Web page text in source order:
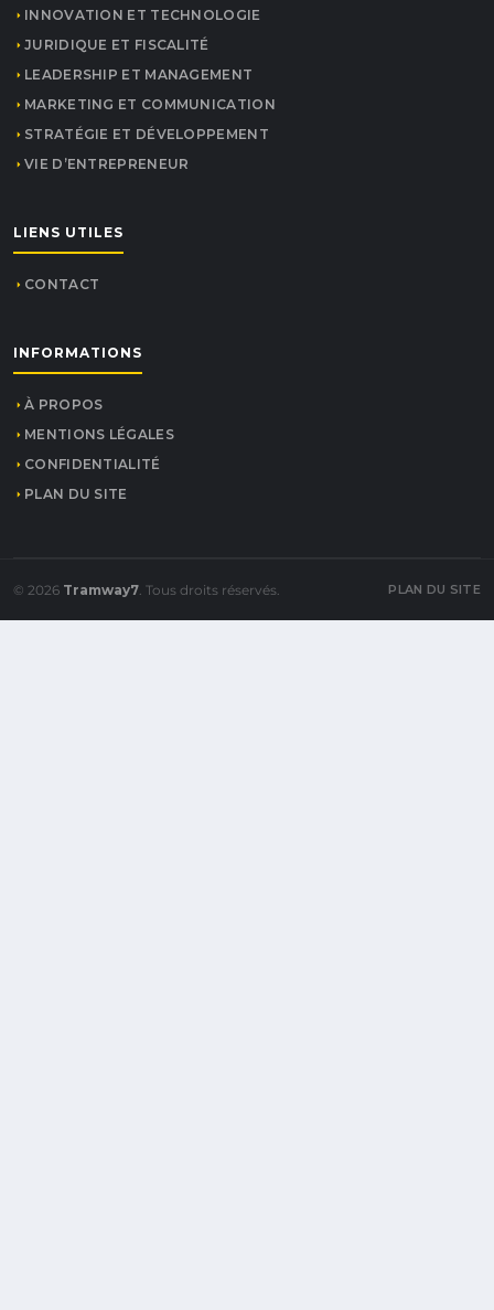
INNOVATION ET TECHNOLOGIE
JURIDIQUE ET FISCALITÉ
LEADERSHIP ET MANAGEMENT
MARKETING ET COMMUNICATION
STRATÉGIE ET DÉVELOPPEMENT
VIE D’ENTREPRENEUR
LIENS UTILES
CONTACT
INFORMATIONS
À PROPOS
MENTIONS LÉGALES
CONFIDENTIALITÉ
PLAN DU SITE
© 2026 Tramway7. Tous droits réservés. PLAN DU SITE